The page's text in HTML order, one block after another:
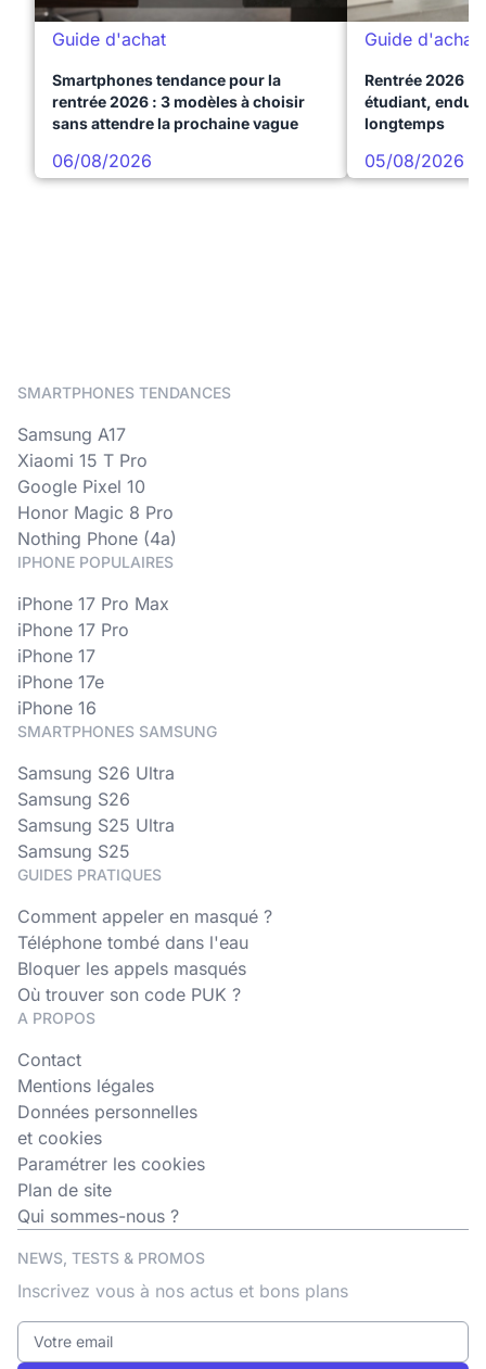
Guide d'achat
Smartphones tendance pour la
rentrée 2026 : 3 modèles à choisir
sans attendre la prochaine vague
06/08/2026
Guide d'achat
Rentrée 2026 :
étudiant,
longtemps
05/08/2026
SMARTPHONES TENDANCES
Samsung A17
Xiaomi 15 T Pro
Google Pixel 10
Honor Magic 8 Pro
Nothing Phone (4a)
IPHONE POPULAIRES
iPhone 17 Pro Max
iPhone 17 Pro
iPhone 17
iPhone 17e
iPhone 16
SMARTPHONES SAMSUNG
Samsung S26 Ultra
Samsung S26
Samsung S25 Ultra
Samsung S25
GUIDES PRATIQUES
Comment appeler en masqué ?
Téléphone tombé dans l'eau
Bloquer les appels masqués
Où trouver son code PUK ?
A PROPOS
Contact
Mentions légales
Données personnelles
et cookies
Paramétrer les cookies
Plan de site
Qui sommes-nous ?
NEWS, TESTS & PROMOS
Inscrivez vous à nos actus et bons plans